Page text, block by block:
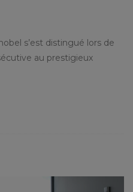
s’est distingué lors de
au prestigieux